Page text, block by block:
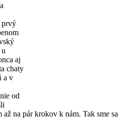
prvý
aj
chaty
a v
od
na pár krokov k nám. Tak sme sa